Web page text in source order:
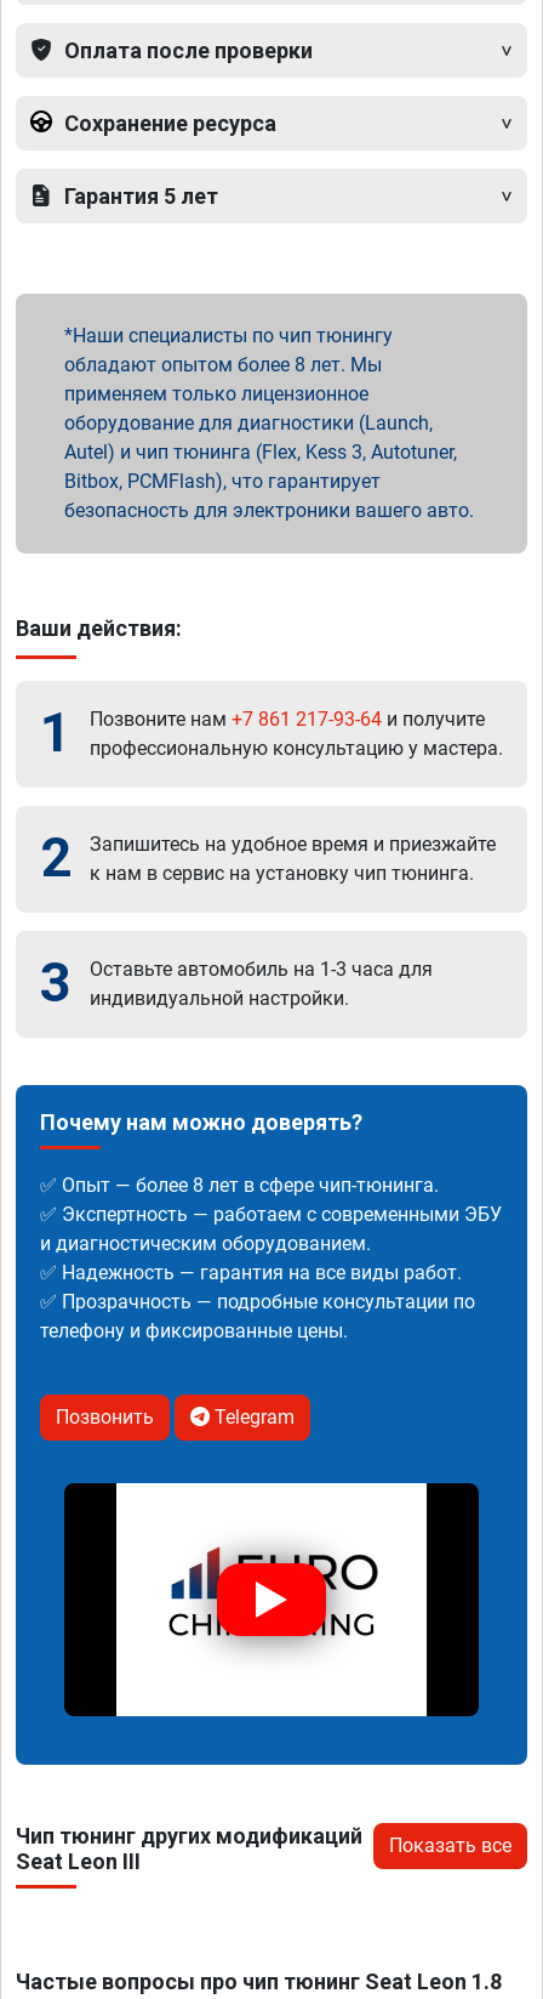
Оплата после проверки
Сохранение ресурса
Гарантия 5 лет
Наши специалисты по чип тюнингу
обладают опытом более 8 лет. Мы
применяем только лицензионное
оборудование для диагностики (Launch,
Autel) и чип тюнинга (Flex, Kess 3, Autotuner,
Bitbox, PCMFlash), что гарантирует
безопасность для электроники вашего авто.
Ваши действия:
1 Позвоните нам +7 861 217-93-64 и получите
профессиональную консультацию у мастера.
2
Запишитесь на удобное время и приезжайте
к нам в сервис на установку чип тюнинга.
3
Оставьте автомобиль на 1-3 часа для
индивидуальной настройки.
Почему нам можно доверять?
✅ Опыт — более 8 лет в сфере чип-тюнинга.
✅ Экспертность — работаем с современными ЭБУ
и диагностическим оборудованием.
✅ Надежность — гарантия на все виды работ.
✅ Прозрачность — подробные консультации по
телефону и фиксированные цены.
Позвонить Telegram
Чип тюнинг других модификаций
Seat Leon III
Показать все
Частые вопросы про чип тюнинг Seat Leon 1.8